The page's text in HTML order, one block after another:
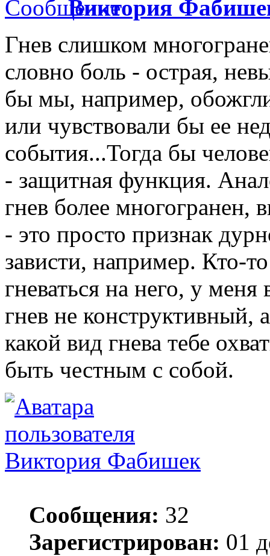
Виктория
Гнев слишком
словно боль - острая,
бы мы, например,
или чувствовали бы ее
события...Тогда бы
- защитная функция.
гнев более многогранен,
- это просто признак
зависти, например. Кто-
гневаться на него, у
гнев не конструктивный,
какой вид гнева тебе
быть честным с собой.
Виктория Фабишек
Сообщения: 32
Зарегистрирован: 01